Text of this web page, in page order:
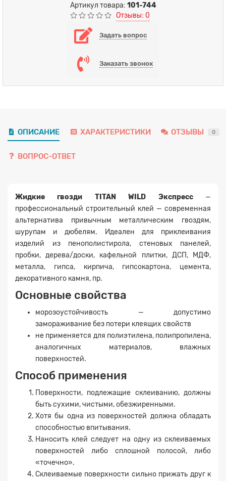
Артикул товара: 101-744
Отзывы: 0
Задать вопрос
Заказать звонок
ОПИСАНИЕ ХАРАКТЕРИСТИКИ ОТЗЫВЫ 0
ВОПРОС-ОТВЕТ
Жидкие гвозди TITAN WILD Экспресс —
профессиональный строительный клей — современная
альтернатива привычным металлическим гвоздям,
шурупам и дюбелям. Идеален для приклеивания
изделий из пенополистирола, стеновых панелей,
пробки, дерева/доски, кафельной плитки, ДСП, МДФ,
металла, гипса, кирпича, гипсокартона, цемента,
декоративного камня, пр.
Основные свойства
морозоустойчивость — допустимо
замораживание без потери клеящих свойств
не применяется для полиэтилена, полипропилена,
аналогичных материалов, влажных
поверхностей.
Способ применения
Поверхности, подлежащие склеиванию, должны
быть сухими, чистыми, обезжиренными.
Хотя бы одна из поверхностей должна обладать
способностью впитывания.
Наносить клей следует на одну из склеиваемых
поверхностей либо сплошной полосой, либо
«точечно».
Склеиваемые поверхности сильно прижать друг к